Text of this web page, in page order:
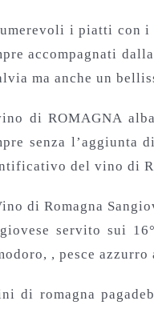
i piatti con i
accompagnati
ma anche un
di ROMAGNA
senza
del vino di
di Romagna
servito sui
, pesce
di romagna